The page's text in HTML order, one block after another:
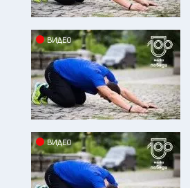
ВИДЕО
ВИДЕО